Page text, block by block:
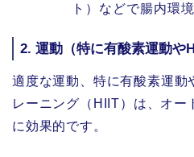
ト）などで腸内環
2. 運動（特に有酸素運動や
適度な運動、特に有酸素運動
レーニング（HIIT）は、オー
に効果的です。